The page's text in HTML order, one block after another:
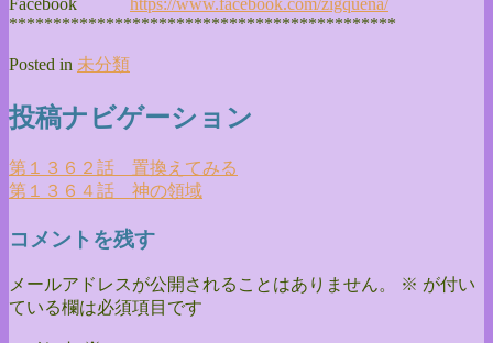
Facebook https://www.facebook.com/zigquena/
********************************************
Posted in 未分類
投稿ナビゲーション
第１３６２話 置換えてみる
第１３６４話 神の領域
コメントを残す
メールアドレスが公開されることはありません。 ※ が付い
ている欄は必須項目です